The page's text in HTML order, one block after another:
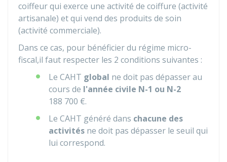
coiffeur qui exerce une activité de coiffure (activité
artisanale) et qui vend des produits de soin
(activité commerciale).
Dans ce cas, pour bénéficier du régime micro-
fiscal,il faut respecter les 2 conditions suivantes :
Le CAHT global ne doit pas dépasser au
cours de l'année civile N-1 ou N-2
188 700 €.
Le CAHT généré dans chacune des
activités ne doit pas dépasser le seuil qui
lui correspond.